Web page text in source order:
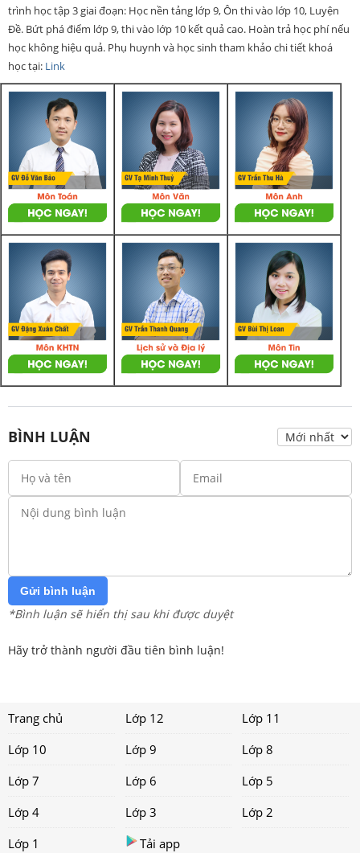
trình học tập 3 giai đoạn: Học nền tảng lớp 9, Ôn thi vào lớp 10, Luyện
Đề. Bứt phá điểm lớp 9, thi vào lớp 10 kết quả cao. Hoàn trả học phí nếu
học không hiệu quả. Phụ huynh và học sinh tham khảo chi tiết khoá
học tại: Link
BÌNH LUẬN
Gửi bình luận
*Bình luận sẽ hiển thị sau khi được duyệt
Hãy trở thành người đầu tiên bình luận!
Trang chủ Lớp 12
Lớp 11
Lớp 10
Lớp 9
Lớp 8
Lớp 7
Lớp 6
Lớp 5
Lớp 4
Lớp 3
Lớp 2
Lớp 1
Tải app